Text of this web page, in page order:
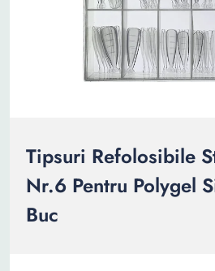
Tipsuri Refolosibile
Nr.6 Pentru Polygel
Buc